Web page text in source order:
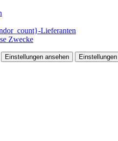
Lieferanten
Zwecke
Einstellungen ansehen